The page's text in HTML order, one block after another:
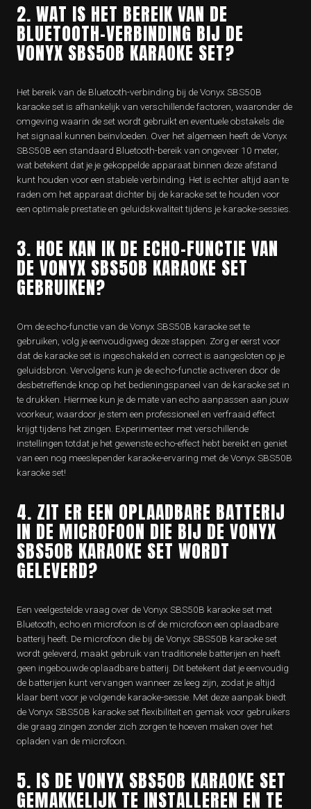
2. WAT IS HET BEREIK VAN DE
BLUETOOTH-VERBINDING BIJ DE
VONYX SBS50B KARAOKE SET?
Het bereik van de Bluetooth-verbinding bij de Vonyx SBS50B
karaoke set is afhankelijk van verschillende factoren, waaronder de
omgeving waarin de set wordt gebruikt en eventuele obstakels die
het signaal kunnen beïnvloeden. Over het algemeen heeft de Vonyx
SBS50B een standaard Bluetooth-bereik van ongeveer 10 meter,
wat betekent dat je je gekoppelde apparaat binnen deze afstand
kunt houden voor een stabiele verbinding. Het is echter altijd aan te
raden om het apparaat dichter bij de karaoke set te houden voor
een optimale prestatie en geluidskwaliteit tijdens je karaoke-sessies.
3. HOE KAN IK DE ECHO-FUNCTIE VAN
DE VONYX SBS50B KARAOKE SET
GEBRUIKEN?
Om de echo-functie van de Vonyx SBS50B karaoke set te
gebruiken, volg je eenvoudigweg deze stappen. Zorg er eerst voor
dat de karaoke set is ingeschakeld en correct is aangesloten op je
geluidsbron. Vervolgens kun je de echo-functie activeren door de
desbetreffende knop op het bedieningspaneel van de karaoke set in
te drukken. Hiermee kun je de mate van echo aanpassen aan jouw
voorkeur, waardoor je stem een professioneel en verfraaid effect
krijgt tijdens het zingen. Experimenteer met verschillende
instellingen totdat je het gewenste echo-effect hebt bereikt en geniet
van een nog meeslepender karaoke-ervaring met de Vonyx SBS50B
karaoke set!
4. ZIT ER EEN OPLAADBARE BATTERIJ
IN DE MICROFOON DIE BIJ DE VONYX
SBS50B KARAOKE SET WORDT
GELEVERD?
Een veelgestelde vraag over de Vonyx SBS50B karaoke set met
Bluetooth, echo en microfoon is of de microfoon een oplaadbare
batterij heeft. De microfoon die bij de Vonyx SBS50B karaoke set
wordt geleverd, maakt gebruik van traditionele batterijen en heeft
geen ingebouwde oplaadbare batterij. Dit betekent dat je eenvoudig
de batterijen kunt vervangen wanneer ze leeg zijn, zodat je altijd
klaar bent voor je volgende karaoke-sessie. Met deze aanpak biedt
de Vonyx SBS50B karaoke set flexibiliteit en gemak voor gebruikers
die graag zingen zonder zich zorgen te hoeven maken over het
opladen van de microfoon.
5. IS DE VONYX SBS50B KARAOKE SET
GEMAKKELIJK TE INSTALLEREN EN TE